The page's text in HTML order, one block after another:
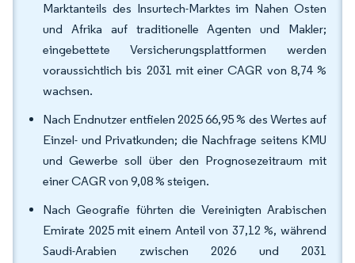
Marktanteils des Insurtech-Marktes im Nahen Osten
und Afrika auf traditionelle Agenten und Makler;
eingebettete Versicherungsplattformen werden
voraussichtlich bis 2031 mit einer CAGR von 8,74 %
wachsen.
Nach Endnutzer entfielen 2025 66,95 % des Wertes auf
Einzel- und Privatkunden; die Nachfrage seitens KMU
und Gewerbe soll über den Prognosezeitraum mit
einer CAGR von 9,08 % steigen.
Nach Geografie führten die Vereinigten Arabischen
Emirate 2025 mit einem Anteil von 37,12 %, während
Saudi-Arabien zwischen 2026 und 2031